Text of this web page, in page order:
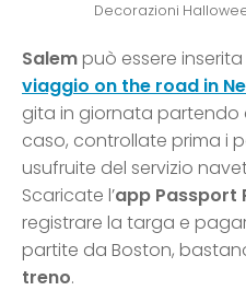
Decorazioni
Salempuò essere
viaggio on the road in
gita in giornata partendo
caso, controllate prima i
usufruite del servizio
Scaricate l’app Passport
registrare la targa e
partite da Boston,
treno.